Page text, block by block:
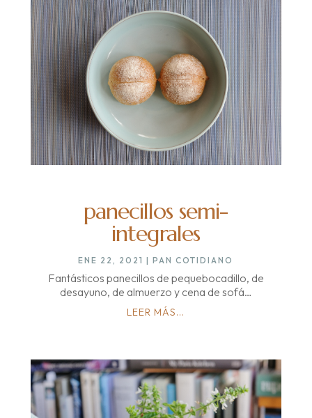
panecillos semi-
integrales
ENE 22, 2021 |PAN COTIDIANO
Fantásticos panecillos de pequebocadillo, de
desayuno, de almuerzo y cena de sofá…
LEER MÁS...